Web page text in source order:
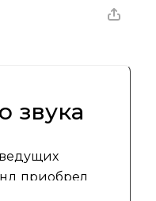
звука
приобрел